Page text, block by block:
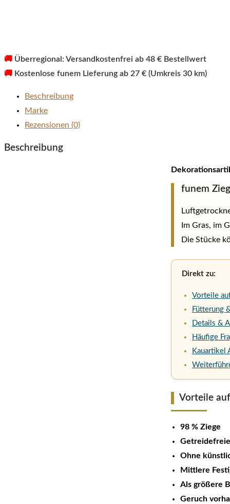
🚚 Überregional: Versandkostenfrei ab 48 € Bestellwert
🚚 Kostenlose funem Lieferung ab 27 € (Umkreis 30 km)
Beschreibung
Marke
Rezensionen (0)
Beschreibung
funem
Im Gras, im
Die Stücke
Direkt zu:
Vorteile
Fütterung
Details &
Häufige
Kauartikel
Vorteile
98 % Ziege
Ohne
Mittlere
Als größere
Geruch